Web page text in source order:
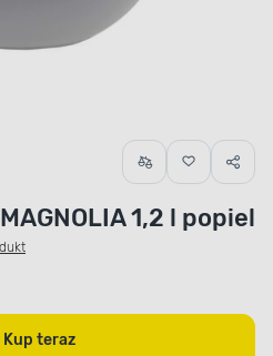
1,2 l popiel
Kup teraz